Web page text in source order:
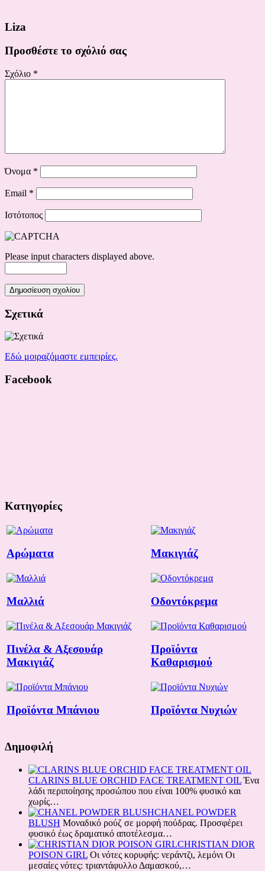
Liza
Προσθέστε το σχόλιό σας
Σχόλιο *
Όνομα *
Email *
Ιστότοπος
Please input characters displayed above.
Σχετικά
Εδώ μοιραζόμαστε εμπειρίες.
Facebook
Κατηγορίες
Αρώματα Μακιγιάζ
Μαλλιά Οδοντόκρεμα
Πινέλα & Αξεσουάρ
Μακιγιάζ
Προϊόντα
Καθαρισμού
Προϊόντα Μπάνιου Προϊόντα Νυχιών
Δημοφιλή
CLARINS BLUE ORCHID FACE TREATMENT OILΈνα
λάδι περιποίησης προσώπου που είναι 100% φυσικό και
χωρίς…
CHANEL POWDER
BLUSH Μοναδικό ρούζ σε μορφή πούδρας. Προσφέρει
φυσικό έως δραματικό αποτέλεσμα…
CHRISTIAN DIOR
POISON GIRL Οι νότες κορυφής: νεράντζι, λεμόνι Oι
μεσαίες νότες: τριαντάφυλλο Δαμασκού,…